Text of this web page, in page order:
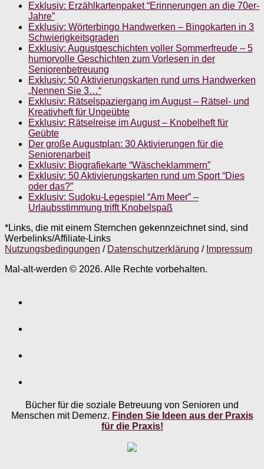
Exklusiv: Erzählkartenpaket “Erinnerungen an die 70er-
Jahre”
Exklusiv: Wörterbingo Handwerken – Bingokarten in 3
Schwierigkeitsgraden
Exklusiv: Augustgeschichten voller Sommerfreude – 5
humorvolle Geschichten zum Vorlesen in der
Seniorenbetreuung
Exklusiv: 50 Aktivierungskarten rund ums Handwerken
„Nennen Sie 3…“
Exklusiv: Rätselspaziergang im August – Rätsel- und
Kreativheft für Ungeübte
Exklusiv: Rätselreise im August – Knobelheft für
Geübte
Der große Augustplan: 30 Aktivierungen für die
Seniorenarbeit
Exklusiv: Biografiekarte “Wäscheklammern”
Exklusiv: 50 Aktivierungskarten rund um Sport “Dies
oder das?”
Exklusiv: Sudoku-Legespiel “Am Meer” –
Urlaubsstimmung trifft Knobelspaß
*Links, die mit einem Sternchen gekennzeichnet sind, sind
Werbelinks/Affiliate-Links
Nutzungsbedingungen / Datenschutzerklärung / Impressum
Mal-alt-werden © 2026. Alle Rechte vorbehalten.
Bücher für die soziale Betreuung von Senioren und
Menschen mit Demenz. Finden Sie Ideen aus der Praxis
für die Praxis!